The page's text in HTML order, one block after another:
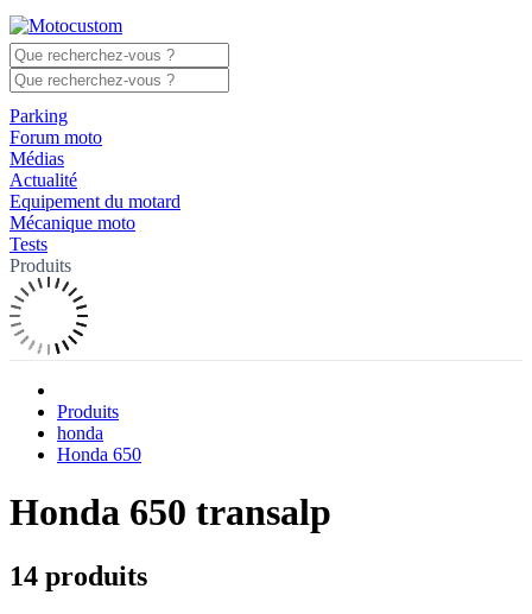
Parking
Forum moto
Médias
Actualité
Equipement du motard
Mécanique moto
Tests
Produits
Produits
honda
Honda 650
Honda 650 transalp
14 produits